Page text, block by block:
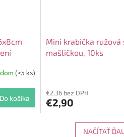
(>5 ks)
Do košíka
Mini krabička ružová
mašličkou, 10ks
€2,36 bez DPH
€2,90
NAČÍTAŤ